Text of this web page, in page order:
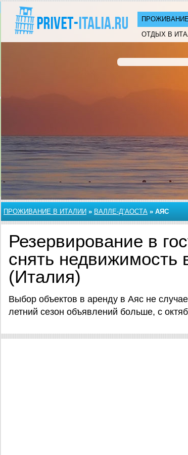
ОТДЫХ В
ПРОЖИВАНИЕ В ИТАЛИИ » ВАЛЛЕ-Д’АОСТА » АЯС
Резервирование в
снять недвижимость
(Италия)
Выбор объектов в аренду в Аяс не
летний сезон объявлений больше, с